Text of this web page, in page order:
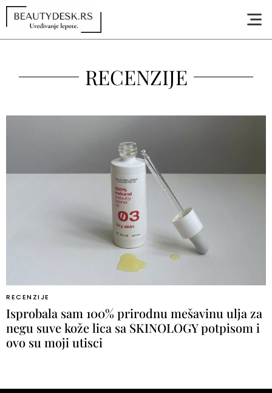
RECENZIJE
RECENZIJE
Isprobala sam 100% prirodnu mešavinu ulja za
negu suve kože lica sa SKINOLOGY potpisom i
ovo su moji utisci